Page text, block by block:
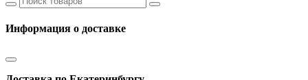
Информация о доставке